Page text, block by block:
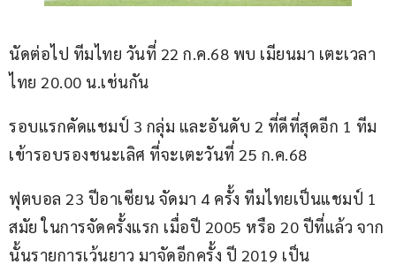
นัดต่อไป ทีมไทย วันที่ 22 ก.ค.68 พบ เมียนมา เตะเวลา
ไทย 20.00 น.เช่นกัน
รอบแรกคัดแชมป์ 3 กลุ่ม และอันดับ 2 ที่ดีที่สุดอีก 1 ทีม
เข้ารอบรองชนะเลิศ ที่จะเตะวันที่ 25 ก.ค.68
ฟุตบอล 23 ปีอาเซียน จัดมา 4 ครั้ง ทีมไทยเป็นแชมป์ 1
สมัย ในการจัดครั้งแรก เมื่อปี 2005 หรือ 20 ปีที่แล้ว จาก
นั้นรายการเว้นยาว มาจัดอีกครั้ง ปี 2019 เป็น